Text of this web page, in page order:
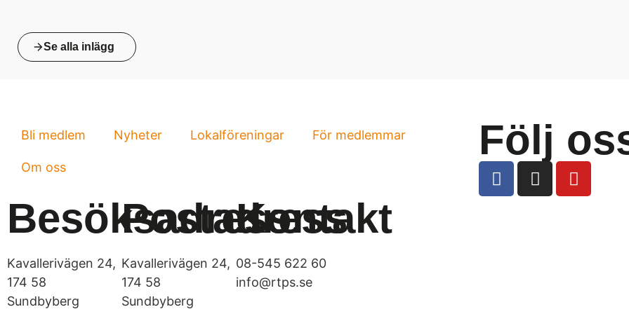
Se alla inlägg
Bli medlem Nyheter Lokalföreningar För medlemmar
Om oss
Besöksadress
Kavallerivägen 24,
174 58
Sundbyberg
Postadress
Kavallerivägen 24,
174 58
Sundbyberg
Kontakt
08-545 622 60
info@rtps.se
Följ